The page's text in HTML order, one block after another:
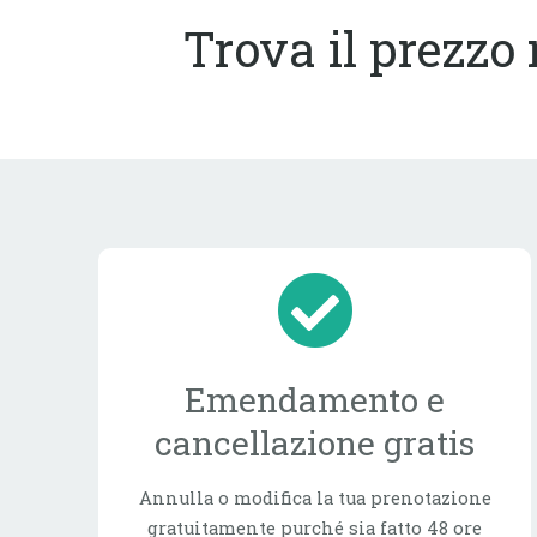
Trova il prezzo
Emendamento e
cancellazione gratis
Annulla o modifica la tua prenotazione
gratuitamente purché sia fatto 48 ore